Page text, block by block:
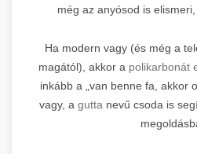
még az anyósod is elismeri,
Ha modern vagy (és még a
magától), akkor a polikarbonát
inkább a „van benne fa, akkor
vagy, a gutta nevű csoda is